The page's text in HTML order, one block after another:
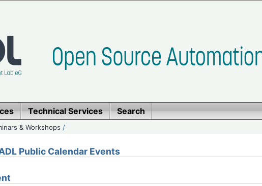
Technical Services Search
& Workshops /
Public Calendar Events